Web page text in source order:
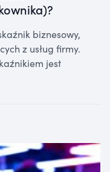
biznesowy,
z usług firmy.
jest